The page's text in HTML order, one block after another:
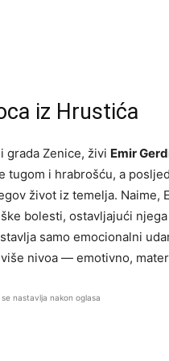
iz Hrustića
grada Zenice, živi Emir
tugom i hrabrošću, a
život iz temelja. Naime,
bolesti, ostavljajući
samo emocionalni
nivoa — emotivno,
se nastavlja nakon oglasa